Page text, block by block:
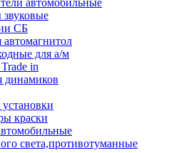
автомобильные
СБ
автомагнитол
для а/м
in
динамиков
краски
света,противотуманные